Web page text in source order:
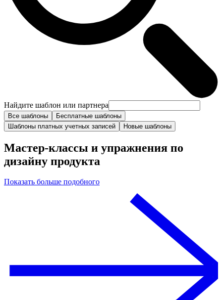
Найдите шаблон или партнера
Все шаблоны
Бесплатные шаблоны
Шаблоны платных учетных записей
Новые шаблоны
Мастер-классы и упражнения по
дизайну продукта
Показать больше подобного